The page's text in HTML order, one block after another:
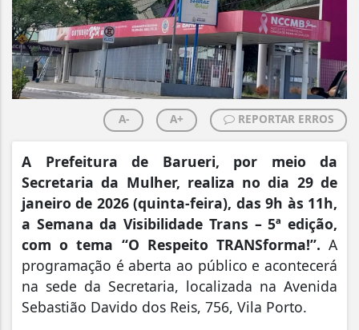
A- A+ REPORTAR ERROS
A Prefeitura de Barueri, por meio da
Secretaria da Mulher, realiza no dia 29 de
janeiro de 2026 (quinta-feira), das 9h às 11h,
a Semana da Visibilidade Trans – 5ª edição,
com o tema “O Respeito TRANSforma!”. A
programação é aberta ao público e acontecerá
na sede da Secretaria, localizada na Avenida
Sebastião Davido dos Reis, 756, Vila Porto.